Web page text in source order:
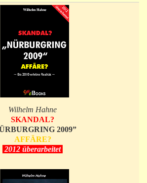
Wilhelm Hahne
SKANDAL?
2009”
AFFÄRE?
2012 überarbeitet